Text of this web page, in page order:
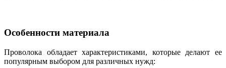
Особенности материала
Проволока обладает характеристиками, которые делают ее
популярным выбором для различных нужд: